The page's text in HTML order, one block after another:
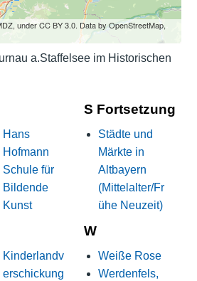
under CC BY 3.0. Data by OpenStreetMap,
a.Staffelsee im Historischen
Hans
Hofmann
Schule für
Bildende
Kunst
Kinderlandv
erschickung
S Fortsetzung
Städte und
Märkte in
Altbayern
(Mittelalter/Fr
ühe Neuzeit)
W
Weiße Rose
Werdenfels,